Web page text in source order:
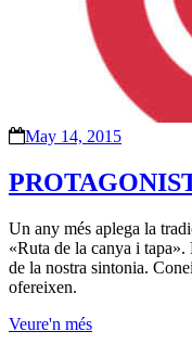
May 14, 2015
Un any més aplega la
«Ruta de la canya i tapa».
de la nostra sintonia.
ofereixen.
Veure'n més